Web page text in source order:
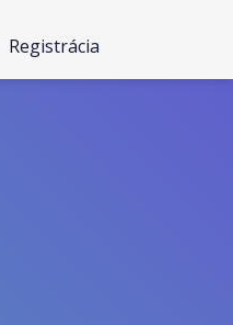
Registrácia